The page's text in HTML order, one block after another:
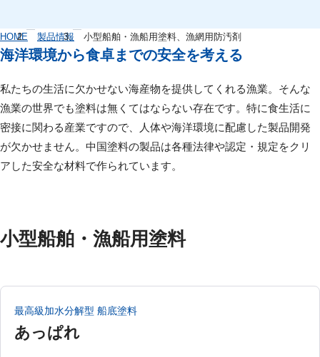
HOME 製品情報 小型船舶・漁船用塗料、漁網用防汚剤
海洋環境から食卓までの安全を考える
私たちの生活に欠かせない海産物を提供してくれる漁業。そんな
漁業の世界でも塗料は無くてはならない存在です。特に食生活に
密接に関わる産業ですので、人体や海洋環境に配慮した製品開発
が欠かせません。中国塗料の製品は各種法律や認定・規定をクリ
アした安全な材料で作られています。
小型船舶・漁船用塗料
最高級加水分解型 船底塗料
あっぱれ